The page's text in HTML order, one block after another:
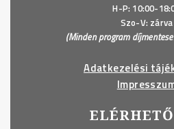
H-P: 10:00-
Szo-V: zárva
(Minden program
Adatkezelési